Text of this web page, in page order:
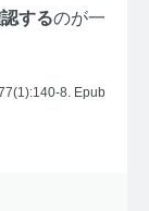
するのが一
8. Epub